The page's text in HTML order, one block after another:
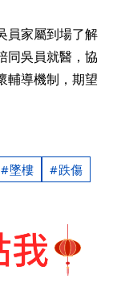
員家屬到場了解
同吳員就醫，協
輔導機制，期望
墜樓 跌傷